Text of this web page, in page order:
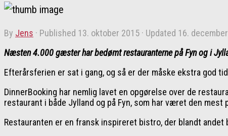
by Jens · Published 13. oktober 2015 · Updated 16.
Næsten 4.000 gæster har bedømt restauranterne på Fyn og i
Efterårsferien er sat i gang, og så er der måske ekstra god
DinnerBooking har nemlig lavet en opgørelse over de
restaurant i både Jylland og på Fyn, som har været den
Restauranten er en fransk inspireret bistro, der blandt